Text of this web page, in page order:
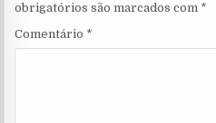
obrigatórios são marcados com *
Comentário *